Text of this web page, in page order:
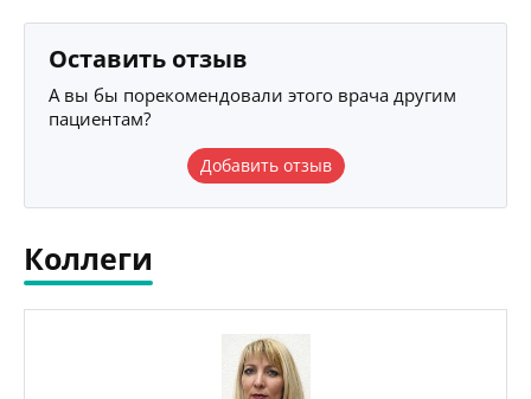
Оставить отзыв
А вы бы порекомендовали этого врача другим
пациентам?
Добавить отзыв
Коллеги